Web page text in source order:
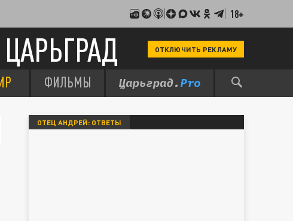
18+
ЦАРЬГРАД ОТКЛЮЧИТЬ РЕКЛАМУ
ФИЛЬМЫ
ОТЕЦ АНДРЕЙ: ОТВЕТЫ